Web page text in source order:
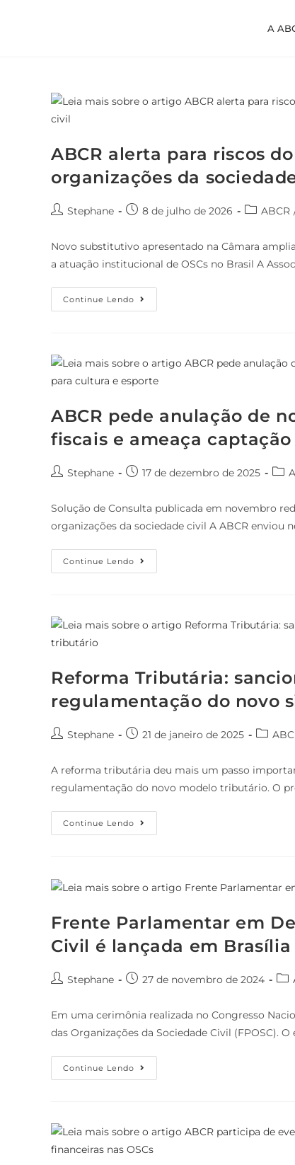
A
ABCR alerta para riscos
organizações da
Stephane 8 de julho de 2026 ABCR
Novo substitutivo apresentado na Câmara
a atuação institucional de OSCs no Brasil A
Continue Lendo
ABCR pede anulação de
fiscais e ameaça
Stephane 17 de dezembro de 2025
Solução de Consulta publicada em novembro
organizações da sociedade civil A ABCR enviou
Continue Lendo
Reforma Tributária:
regulamentação do novo
Stephane 21 de janeiro de 2025
A reforma tributária deu mais um passo
regulamentação do novo modelo tributário. O
Continue Lendo
Frente Parlamentar em
Civil é lançada em Brasília
Stephane 27 de novembro de 2024
Em uma cerimônia realizada no Congresso
das Organizações da Sociedade Civil (FPOSC).
Continue Lendo